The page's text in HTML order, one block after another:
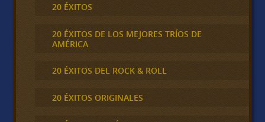
20 ÉXITOS
20 ÉXITOS DE LOS MEJORES TRÍOS DE
AMÉRICA
20 ÉXITOS DEL ROCK & ROLL
20 ÉXITOS ORIGINALES